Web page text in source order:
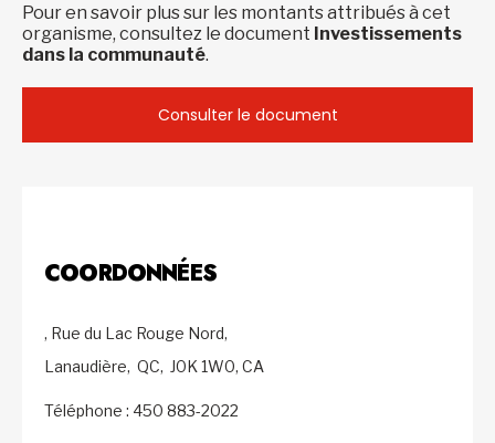
Pour en savoir plus sur les montants attribués à cet
organisme, consultez le document Investissements
dans la communauté.
Consulter le document
COORDONNÉES
, Rue du Lac Rouge Nord,
Lanaudière, QC, J0K 1W0, CA
Téléphone : 450 883-2022